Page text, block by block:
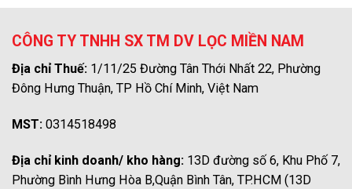
CÔNG TY TNHH SX TM DV LỌC MIỀN NAM
Địa chỉ Thuế: 1/11/25 Đường Tân Thới Nhất 22, Phường
Đông Hưng Thuận, TP Hồ Chí Minh, Việt Nam
MST: 0314518498
Địa chỉ kinh doanh/ kho hàng: 13D đường số 6, Khu Phố 7,
Phường Bình Hưng Hòa B,Quận Bình Tân, TP.HCM (13D